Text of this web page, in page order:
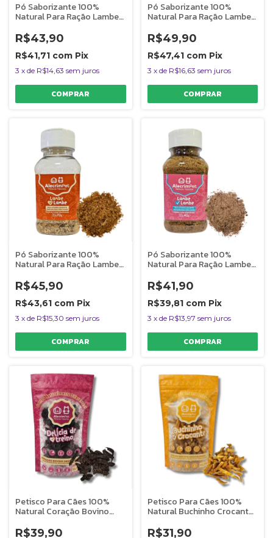
Pó Saborizante 100%
Natural Para Ração Lambe
Sabor Rim bovino
AlecrimPet
R$43,90
R$41,71 com Pix
3 x de R$14,63 sem juros
Pó Saborizante 100%
Natural Para Ração Lambe
Sabor Rúmen Bovino
AlecrimPet
R$49,90
R$47,41 com Pix
3 x de R$16,63 sem juros
Pó Saborizante 100%
Natural Para Ração Lambe
Sabor Frango AlecrimPet
R$45,90
R$43,61 com Pix
3 x de R$15,30 sem juros
Pó Saborizante 100%
Natural Para Ração Lambe
Sabor Pulmão Suíno
AlecrimPet
R$41,90
R$39,81 com Pix
3 x de R$13,97 sem juros
Petisco Para Cães 100%
Natural Coração Bovino
Treino 60g AlecrimPet
R$39,90
Petisco Para Cães 100%
Natural Buchinho Crocante
60g AlecrimPet
R$31,90